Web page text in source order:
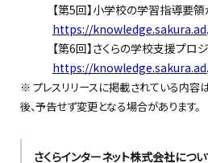
【第5回】小学校の学習指導要領
https://
【第6回】さくらの学校支援プロ
https://
※ プレスリリースに掲載されている内容
後、予告せず変更となる場合があります。
さくらインターネット株式会社につ